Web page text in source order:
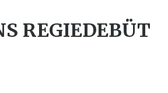
REGIEDEBÜT